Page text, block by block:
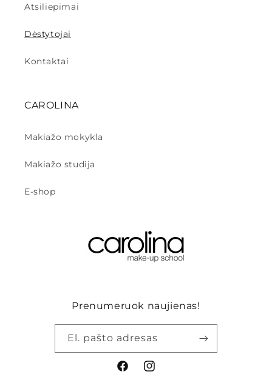
Atsiliepimai
Dėstytojai
Kontaktai
CAROLINA
Makiažo mokykla
Makiažo studija
E-shop
Prenumeruok naujienas!
El. pašto adresas
„Facebook“„Instagram“